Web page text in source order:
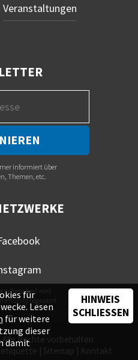
Veranstaltungen
informiert über
Themen, etc.
Newsfeed wird
begeistert
Rechte vorbehalten
| Sitemap | Kontakt
für
Lesen
für weitere
dieser
damit
HINWEIS
SCHLIESSEN